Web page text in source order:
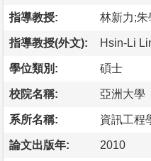
指導教授: 林新力;朱
指導教授(外文): Hsin-Li
學位類別: 碩士
校院名稱: 亞洲大學
系所名稱: 資訊工程
論文出版年: 2010